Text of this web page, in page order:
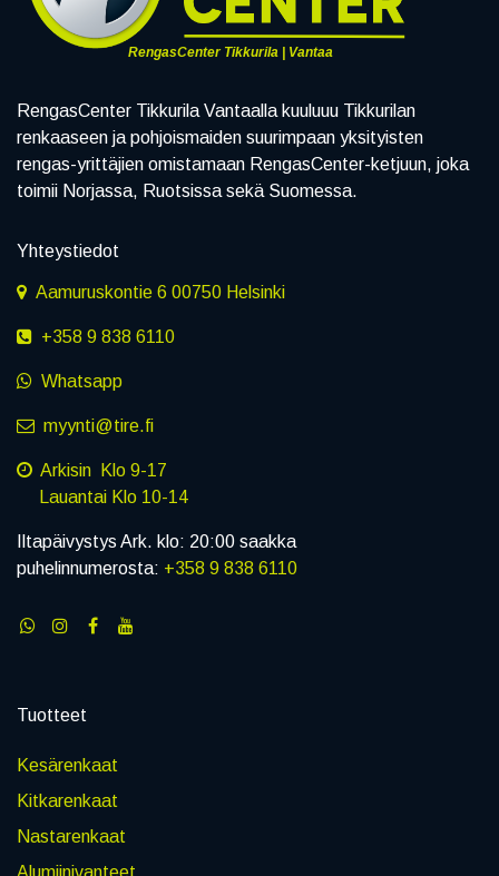
RengasCenter Tikkurila | Vantaa
RengasCenter Tikkurila Vantaalla kuuluuu Tikkurilan
renkaaseen ja pohjoismaiden suurimpaan yksityisten
rengas-yrittäjien omistamaan RengasCenter-ketjuun, joka
toimii Norjassa, Ruotsissa sekä Suomessa.
Yhteystiedot
Aamuruskontie 6 00750 Helsinki
+358 9 838 6110
Whatsapp
myynti@tire.fi
Arkisin Klo 9-17
Lauantai Klo 10-14
Iltapäivystys Ark. klo: 20:00 saakka
puhelinnumerosta: +358 9 838 6110
Tuotteet
Kesärenkaat
Kitkarenkaat
Nastarenkaat